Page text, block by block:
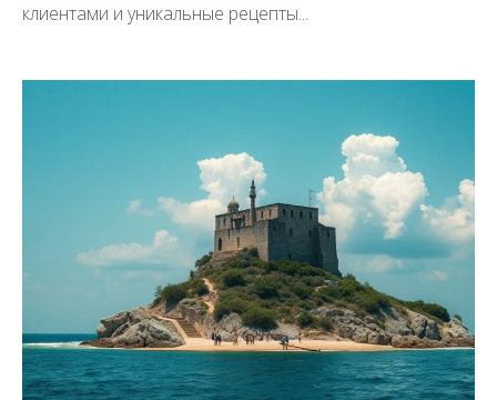
клиентами и уникальные рецепты...